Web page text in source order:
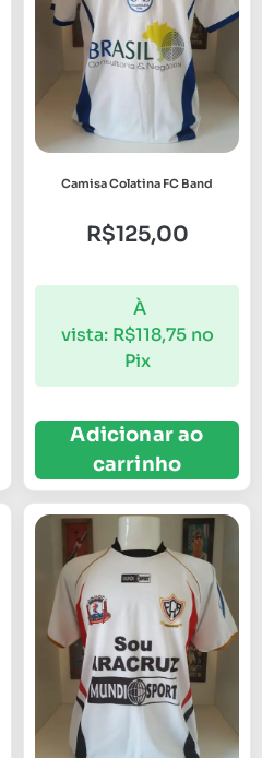
Camisa Colatina FC Band
R$125,00
À
vista: R$118,75 no
Pix
Adicionar ao
carrinho